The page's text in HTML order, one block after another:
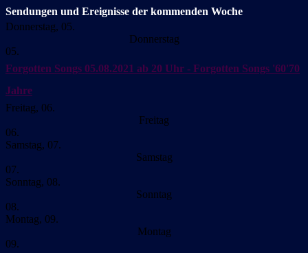
Sendungen und Ereignisse der kommenden Woche
Donnerstag, 05.
Donnerstag
05.
Forgotten Songs 05.08.2021 ab 20 Uhr - Forgotten Songs '60'70
Jahre
Freitag, 06.
Freitag
06.
Samstag, 07.
Samstag
07.
Sonntag, 08.
Sonntag
08.
Montag, 09.
Montag
09.